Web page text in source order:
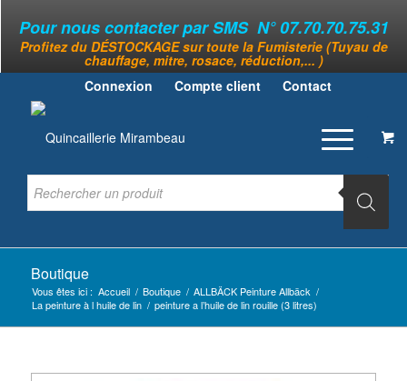
Pour nous contacter par SMS N° 07.70.70.75.31
Profitez du DÉSTOCKAGE sur toute la Fumisterie (Tuyau de
chauffage, mitre, rosace, réduction,... )
Connexion
Compte client Contact
Boutique
Vous êtes ici : Accueil / Boutique / ALLBÄCK Peinture Allbäck /
La peinture à l huile de lin / peinture a l’huile de lin rouille (3 litres)